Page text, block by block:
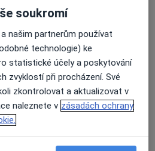
se otevře v nové záložce
kalendář není aktivní
udělat?
návštěvy)
pacienty na pojišťovnu
soukromí
našim partnerům používat
technologie) ke
statistické účely a poskytování
zvyklostí při procházení. Své
zkontrolovat a aktualizovat v
naleznete v zásadách ochrany